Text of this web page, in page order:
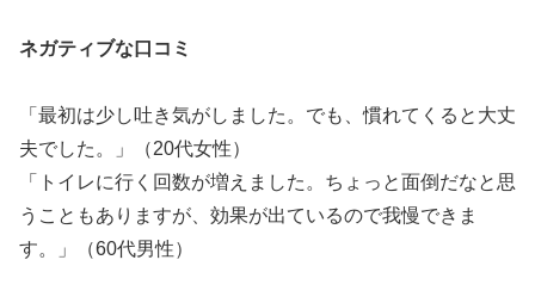
ネガティブな口コミ
「最初は少し吐き気がしました。でも、慣れてくると大丈
夫でした。」（20代女性）
「トイレに行く回数が増えました。ちょっと面倒だなと思
うこともありますが、効果が出ているので我慢できま
す。」（60代男性）